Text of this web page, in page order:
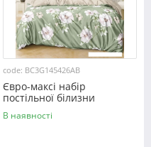
code: BC3G145426AB
Євро-максі набір
постільної білизни
200*220 із Бязі "Gold" з
простирадлом на резинці
В наявності